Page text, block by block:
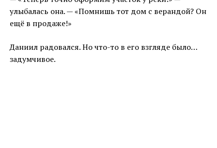
улыбалась она. — «Помнишь тот дом с верандой? Он
ещё в продаже!»
Даниил радовался. Но что-то в его взгляде было…
задумчивое.